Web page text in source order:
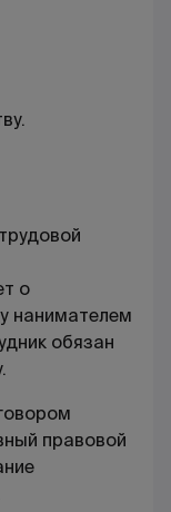
о
нанимателем
обязан
правовой